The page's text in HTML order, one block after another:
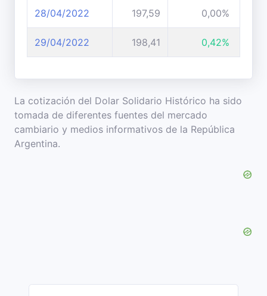
28/04/2022 197,59 0,00%
29/04/2022 198,41 0,42%
La cotización del Dolar Solidario Histórico ha sido
tomada de diferentes fuentes del mercado
cambiario y medios informativos de la República
Argentina.